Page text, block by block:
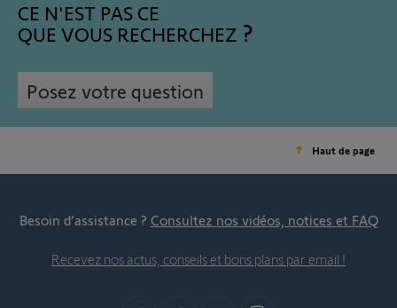
CE N'EST PAS CE
QUE VOUS RECHERCHEZ
Posez votre question
Haut de page
Besoin d’assistance ? Consultez nos vidéos, notices et FAQ
Recevez nos actus, conseils et bons plans par email !